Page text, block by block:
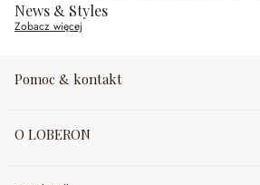
News & Styles
Zobacz więcej
Pomoc & kontakt
O LOBERON